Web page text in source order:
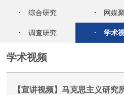
· 综合研究 · 网媒
· 调查研究 · 学术
学术视频